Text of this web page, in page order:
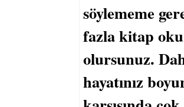
söylememe
fazla kitap
olursunuz.
hayatınız